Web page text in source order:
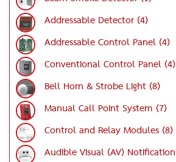
Addressable Detector (4)
Addressable Control Panel (4)
Conventional Control Panel (4)
Bell Horn & Strobe Light (8)
Manual Call Point System (7)
Control and Relay Modules (8)
Audible Visual (AV) Notification